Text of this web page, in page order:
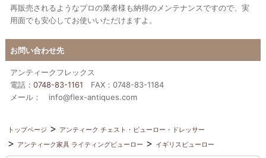
再販売されるようなプロの業者様も納得のメンテナンスですので、実
用面でも安心してお使いいただけますよ。
お問い合わせ先
アンティークフレックス
電話： 0748-83-1161 FAX：0748-83-1184
メール： info@flex-antiques.com
トップページ
アンティーク チェスト・ビューロー・ドレッサー
アンティーク家具 ライティングビューロー
イギリスビューロー